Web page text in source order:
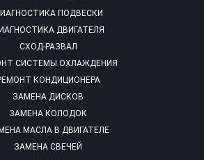
ПОДВЕСКИ
ДВИГАТЕЛЯ
СХОД-РАЗВАЛ
СИСТЕМЫ ОХЛАЖДЕНИЯ
КОНДИЦИОНЕРА
ЗАМЕНА ДИСКОВ
ЗАМЕНА КОЛОДОК
МАСЛА В ДВИГАТЕЛЕ
ЗАМЕНА СВЕЧЕЙ